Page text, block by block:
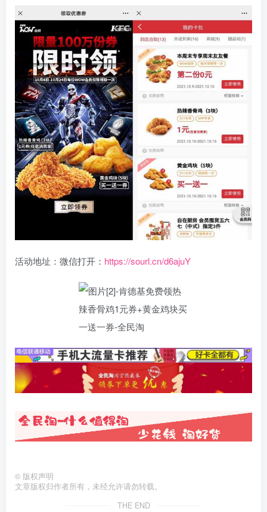
活动地址：微信打开： https://sourl.cn/d6ajuY
© 版权声明
文章版权归作者所有，未经允许请勿转载。
THE END